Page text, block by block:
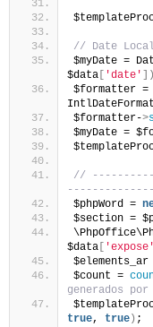
// Date
$myDate =
$data
'date' ])
$formatter =
$formatter->
$myDate =
//
$phpWord =
$section =
$data
'expose'
$count =
generados por
true, true ) ;